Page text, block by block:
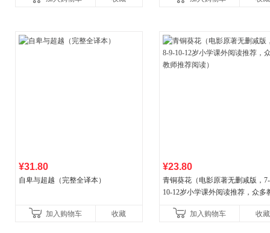
¥31.80
自卑与超越（完整全译本）
加入购物车 收藏
¥23.80
青铜葵花（电影原著无删减版，
10-12岁小学课外阅读推荐，众多
加入购物车
收藏